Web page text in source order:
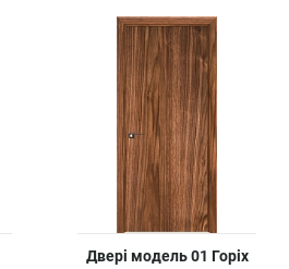
Двері модель 01 Горіх